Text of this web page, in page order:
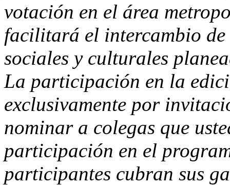
votación en el área
facilitará el intercambio de
sociales y culturales
La participación en la
exclusivamente por
nominar a colegas que
participación en el
participantes cubran sus